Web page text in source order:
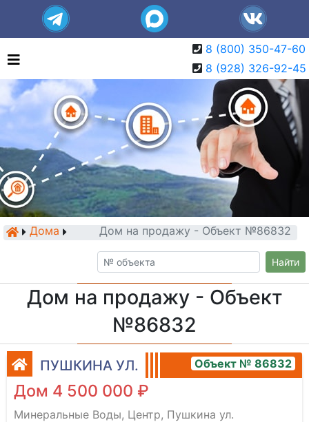
8 (800) 350-47-60
8 (928) 326-92-45
Дома Дом на продажу - Объект №86832
Найти
Дом на продажу - Объект
№86832
ПУШКИНА УЛ. Объект № 86832
Дом 4 500 000 ₽
Минеральные Воды, Центр, Пушкина ул.